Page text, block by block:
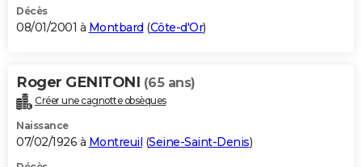
Décès
08/01/2001 à Montbard (Côte-d'Or)
Roger GENITONI (65 ans)
Créer une cagnotte obsèques
Naissance
07/02/1926 à Montreuil (Seine-Saint-Denis)